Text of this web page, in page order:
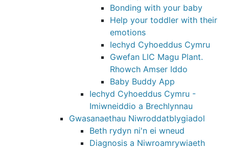
Bonding with your baby
Help your toddler with their
emotions
Iechyd Cyhoeddus Cymru
Gwefan LlC Magu Plant.
Rhowch Amser Iddo
Baby Buddy App
Iechyd Cyhoeddus Cymru -
Imiwneiddio a Brechlynnau
Gwasanaethau Niwroddatblygiadol
Beth rydyn ni'n ei wneud
Diagnosis a Niwroamrywiaeth